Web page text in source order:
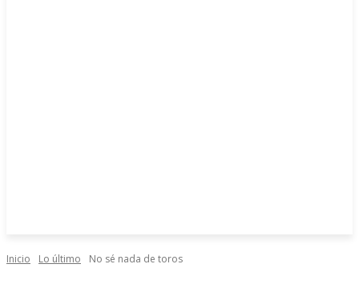
Inicio Lo último No sé nada de toros